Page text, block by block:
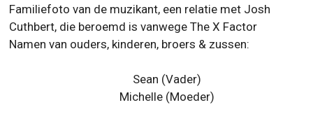
Familiefoto van de muzikant, een relatie met Josh
Cuthbert, die beroemd is vanwege The X Factor
Namen van ouders, kinderen, broers & zussen:
Sean (Vader)
Michelle(Moeder)